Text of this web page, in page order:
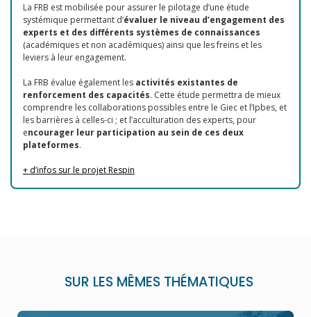
La FRB est mobilisée pour assurer le pilotage d’une étude
systémique permettant d’évaluer le niveau d’engagement des
experts et des différents systèmes de connaissances
(académiques et non académiques) ainsi que les freins et les
leviers à leur engagement.
La FRB évalue également les activités existantes de
renforcement des capacités. Cette étude permettra de mieux
comprendre les collaborations possibles entre le Giec et l’Ipbes, et
les barrières à celles-ci ; et l’acculturation des experts, pour
encourager leur participation au sein de ces deux
plateformes.
+ d’infos sur le projet Respin
SUR LES MÊMES THÉMATIQUES